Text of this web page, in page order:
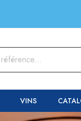
VINS